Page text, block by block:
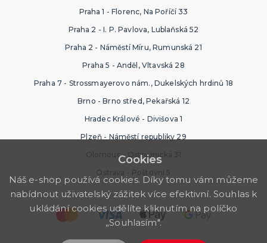
Praha 1 - Florenc, Na Poříčí 33
Praha 2 - I. P. Pavlova, Lublaňská 52
Praha 2 - Náměstí Míru, Rumunská 21
Praha 5 - Anděl, Vltavská 28
Praha 7 - Strossmayerovo nám., Dukelských hrdinů 18
Brno - Brno střed, Pekařská 12
Hradec Králové - Divišova 1
Plzeň - Náměstí republiky 29
Olomouc - Ostružnická 31
Ostrava - Poštovní 5
Cookies
Náš e-shop používá cookies. Díky tomu vám můžeme
nabídnout uživatelský zážitek více efektivní. Souhlas k
ukládání cookies udělíte kliknutím na políčko
„Souhlasím".